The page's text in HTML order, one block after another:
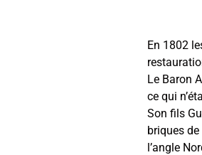
En 1802
Le Baron
ce qui
Son fils
briques
l’angle